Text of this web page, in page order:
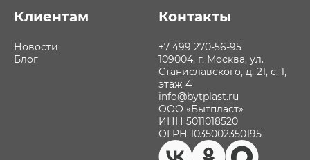
Клиентам
Новости
Блог
Контакты
+7 499 270-56-95
109004, г. Москва, ул.
Станиславского, д. 21, с. 1,
этаж 4
info@bytplast.ru
ООО «Бытпласт»
ИНН 5011018520
ОГРН 1035002350195